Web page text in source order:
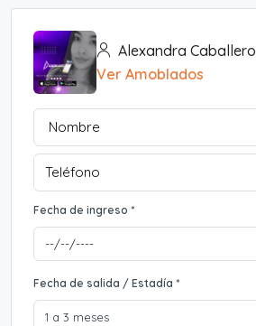
Alexandra Caballero
Ver Amoblados
Fecha de ingreso *
Fecha de salida / Estadía *